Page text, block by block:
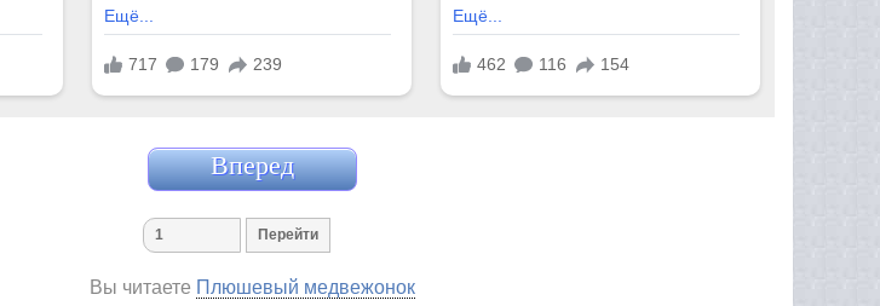
Вперед
Вы читаете Плюшевый медвежонок